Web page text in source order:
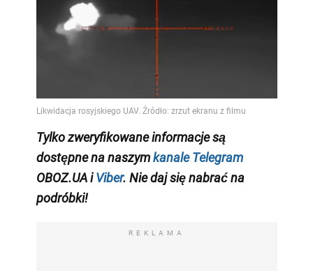
Tylko zweryfikowane informacje są
dostępne na naszymkanale Telegram
OBOZ.UA iViber. Nie daj się nabrać na
podróbki!
REKLAMA